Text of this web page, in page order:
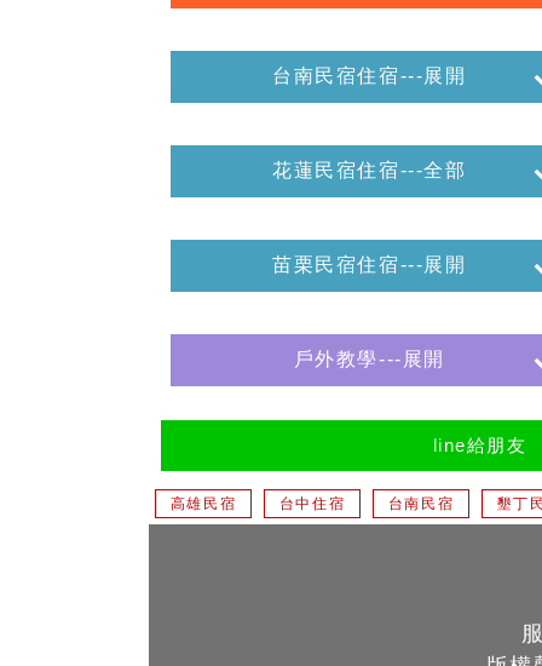
台南民宿住宿---展開
花蓮民宿住宿---全部
苗栗民宿住宿---展開
戶外教學---展開
line給朋友
高雄民宿 台中住宿 台南民宿 墾丁